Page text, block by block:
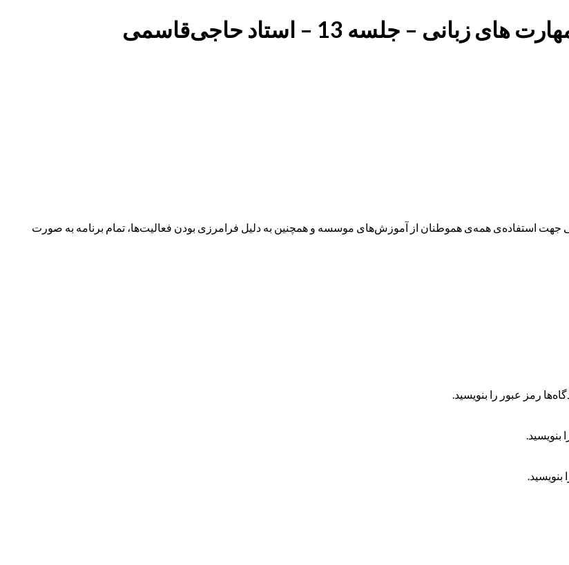
حفاظت شده: دوره vip سطح میانی1 – مهارت های زبانی – جلسه 13 – استاد حاجی‌قاسمی
استفاده‌ی همه‌ی هموطنان از آموزش‌های موسسه و همچنین به دلیل فرامرزی بودن فعالیت‌ها، تمام برنامه به صورت
رمز عبور را بنویسید.
بنویسید.
بنویسید.